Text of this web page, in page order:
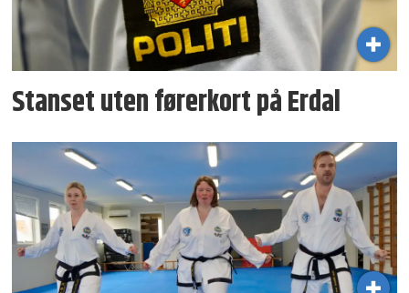
Stanset uten førerkort på Erdal